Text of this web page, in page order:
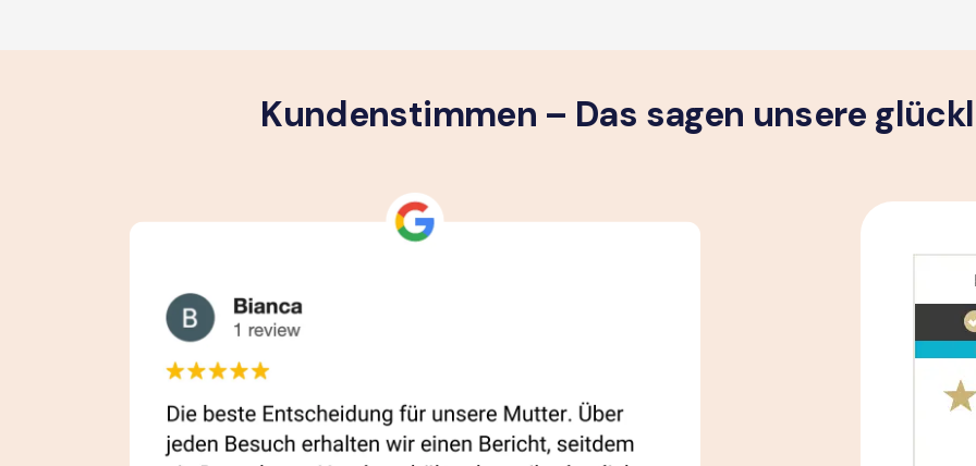
Kundenstimmen – Das sagen unsere